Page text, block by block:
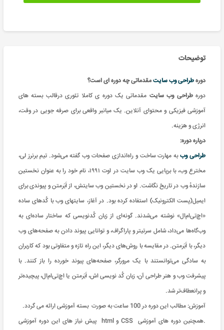
توضیحات
دورهطراحی وب سایتمقدماتی چه دوره ای است؟
دورهطراحی وب سایت مقدماتی یک دوره ی کاملا تئوری درقالب بسته های
آموزشی فیزیکی و محتوای آنلاین. یک میانبر واقعی برای صرفه جویی در وقت،
انرژی و هزینه.
درباره دوره:
طراحی وببه مهارت ساخت و راه‌اندازی صفحات وب گفته می‌شود. تیم برنرز لی،
مخترع وب، با برپایی یک وب سايت در اوت ۱۹۹۱، نام خود را به عنوان نخستین
سازندهٔ وب در تاریخ نگاشت. او در نخستین وب‌ سایتش، از اَبَرمتن و پیوندی برای
ایمیل(پست الکترونیک) استفاده کرده بود. در آغاز، سایتهای وب با کُدهای ساده
«اچ‌تی‌ام‌ال» نوشته می‌شدند. گونه‌ای از زبان کُدنویسی که ساختار ساده‌ای به
وب‌گاه‌ها می‌داد، شامل سرتیتر و پاراگراف، و توانایی پیوند دادن به صفحه‌های وب
دیگر، با اَبَرمتن. در مقایسه با روش‌های دیگر، این راه تازه و متفاوتی بود که کاربران
به سادگی می‌توانستند با یک مرورگر، صفحه‌های پیوند خورده را باز کنند. با
پیشرفت وب و هنر طراحی آن، زبان کُد نویسی اش، اَبَرمتن یا اچ‌تی‌ام‌ال، پیچیده‌تر
و پرانعطاف‌تر شد.
آموزش: مطالب این دوره در 100 ساعت به صورت بسته آموزشی ارائه می گردد
.
.
همچنین دوره های آموزشی CSS و html پیش نیاز های این دوره آموزشی